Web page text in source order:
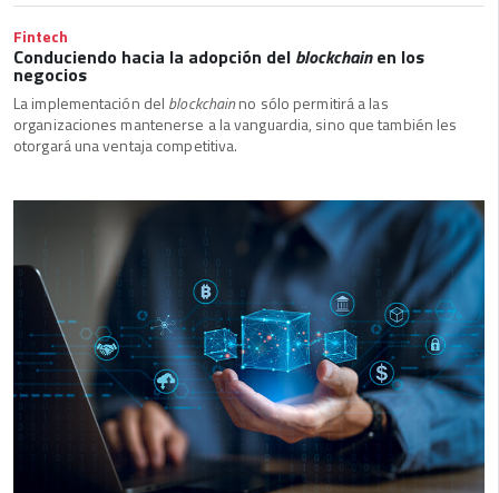
Fintech
Conduciendo hacia la adopción del blockchainen los
negocios
La implementación del blockchainno sólo permitirá a las
organizaciones mantenerse a la vanguardia, sino que también les
otorgará una ventaja competitiva.